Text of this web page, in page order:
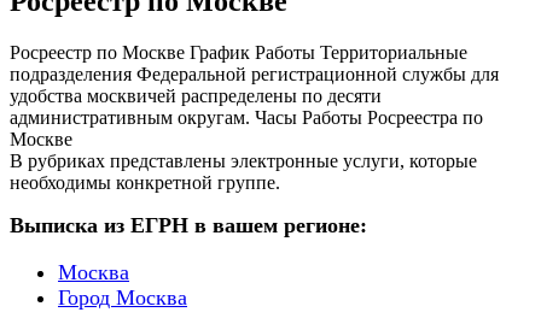
Росреестр по Москве График Работы Территориальные
подразделения Федеральной регистрационной службы для
удобства москвичей распределены по десяти
административным округам. Часы Работы Росреестра по
Москве
В рубриках представлены электронные услуги, которые
необходимы конкретной группе.
Выписка из ЕГРН в вашем регионе:
Москва
Город Москва